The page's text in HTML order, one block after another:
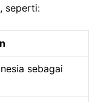
seperti:
sebagai